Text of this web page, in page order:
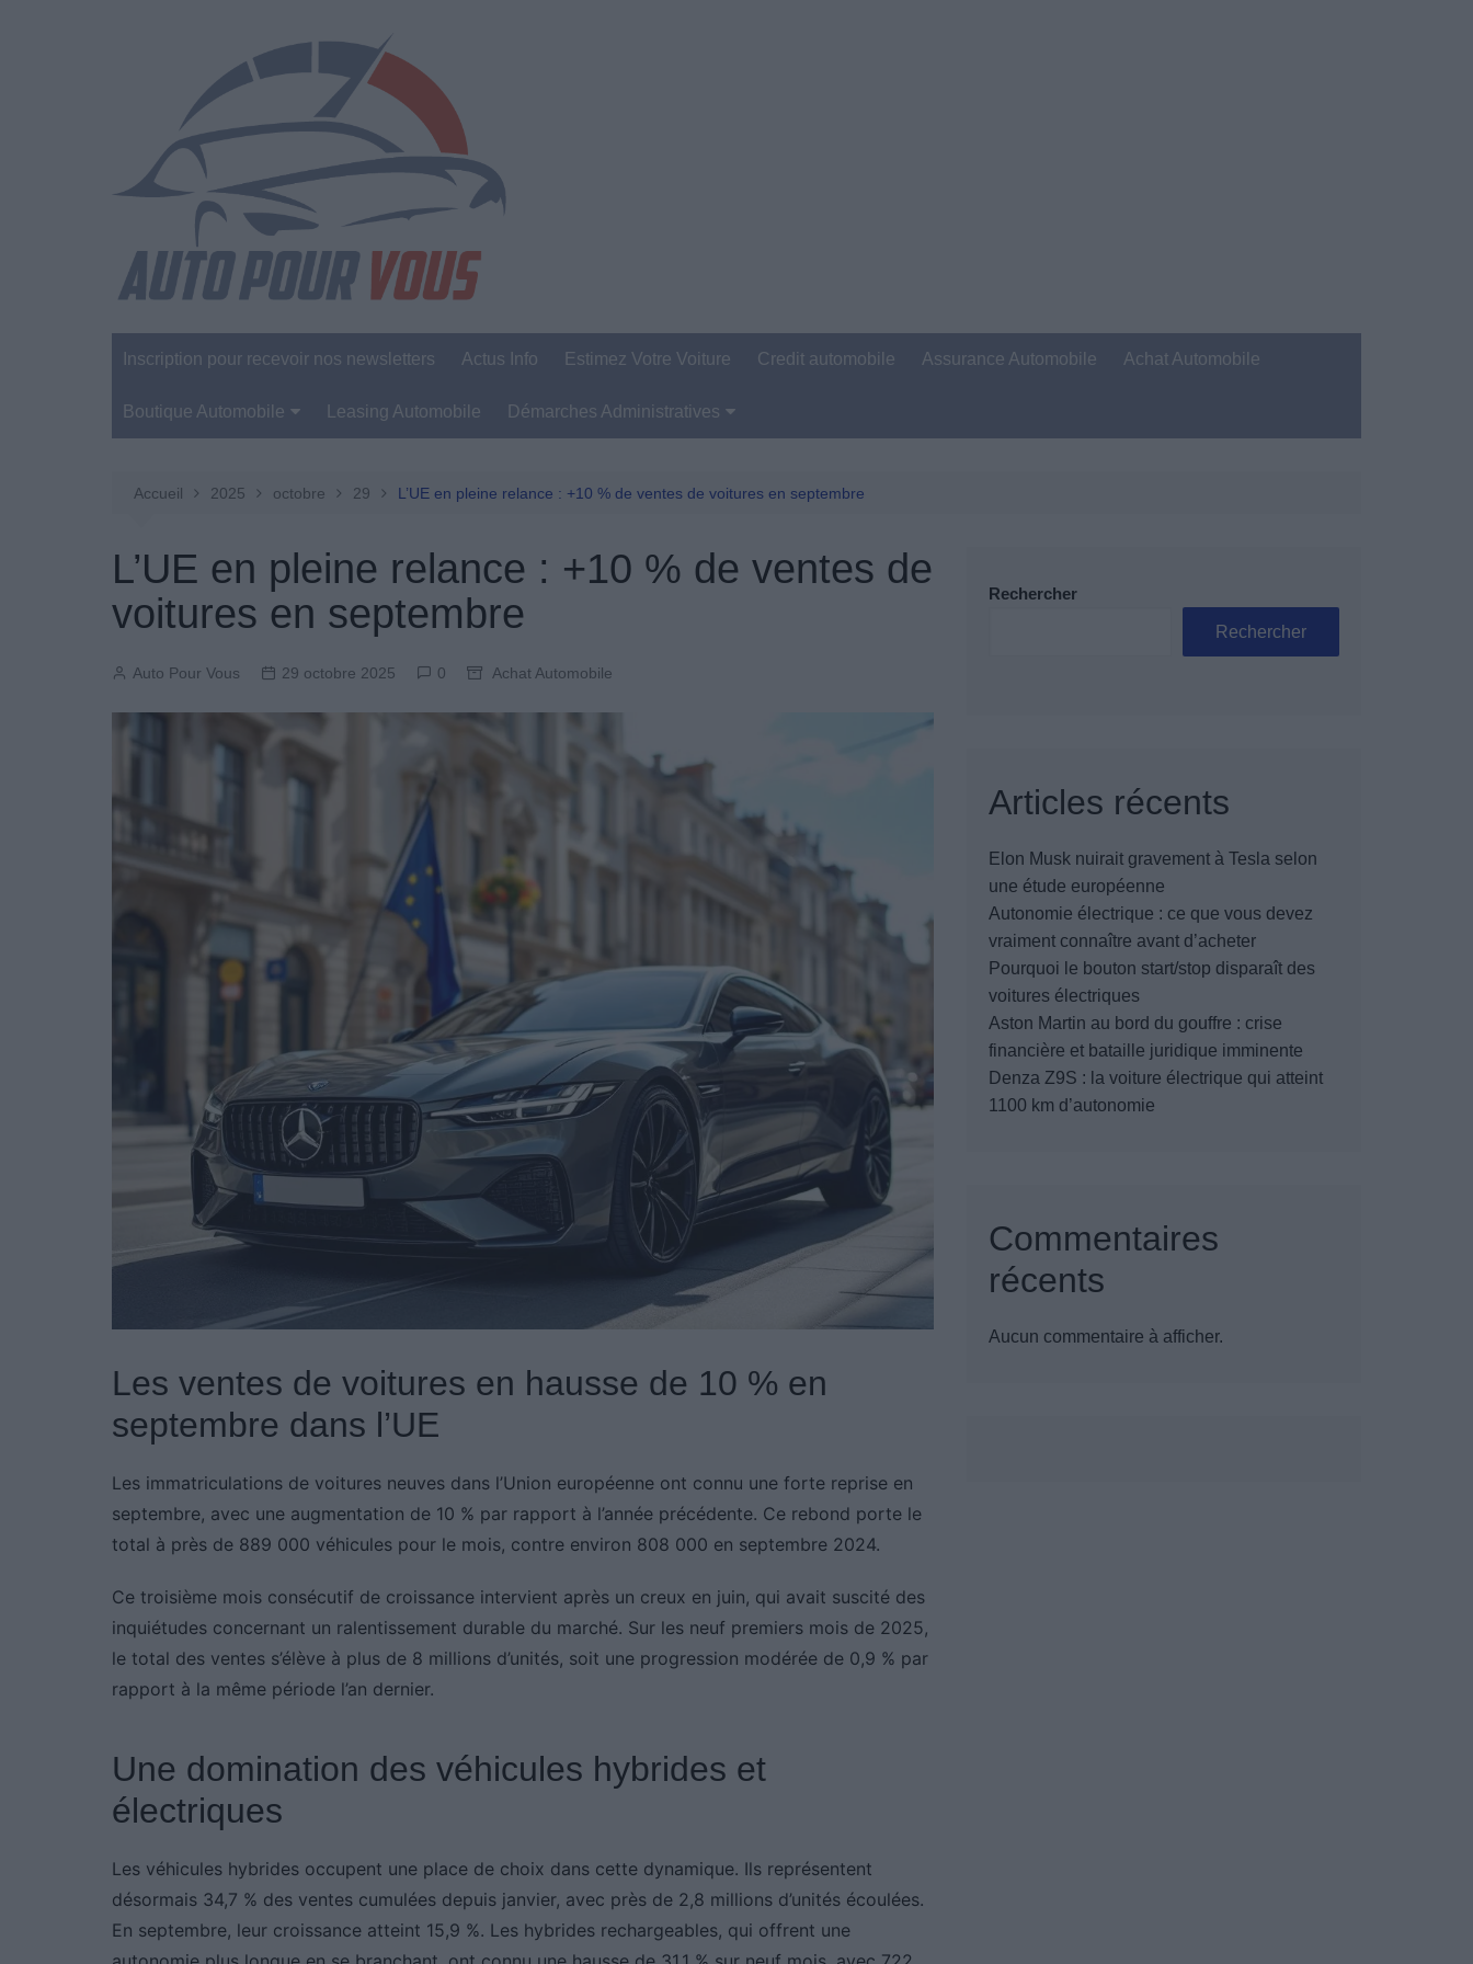
Inscription pour recevoir nos newsletters Actus Info Estimez Votre Voiture Credit automobile Assurance Automobile Achat Automobile
Boutique Automobile
Entretien Automobile
Produits Boutique
Leasing Automobile Démarches Administratives
Permis De Conduire
Accueil 2025 octobre 29 L’UE en pleine relance : +10 % de ventes de voitures en septembre
L’UE en pleine relance : +10 % de ventes de
voitures en septembre
Auto Pour Vous 29 octobre 2025 0 Achat Automobile
Les ventes de voitures en hausse de 10 % en
septembre dans l’UE
Les immatriculations de voitures neuves dans l’Union européenne ont connu une forte reprise en
septembre, avec une augmentation de 10 % par rapport à l’année précédente. Ce rebond porte le
total à près de 889 000 véhicules pour le mois, contre environ 808 000 en septembre 2024.
Ce troisième mois consécutif de croissance intervient après un creux en juin, qui avait suscité des
inquiétudes concernant un ralentissement durable du marché. Sur les neuf premiers mois de 2025,
le total des ventes s’élève à plus de 8 millions d’unités, soit une progression modérée de 0,9 % par
rapport à la même période l’an dernier.
Une domination des véhicules hybrides et
électriques
Les véhicules hybrides occupent une place de choix dans cette dynamique. Ils représentent
désormais 34,7 % des ventes cumulées depuis janvier, avec près de 2,8 millions d’unités écoulées.
En septembre, leur croissance atteint 15,9 %. Les hybrides rechargeables, qui offrent une
Rechercher
Rechercher
Articles récents
Elon Musk nuirait gravement à Tesla selon
une étude européenne
Autonomie électrique : ce que vous devez
vraiment connaître avant d’acheter
Pourquoi le bouton start/stop disparaît des
voitures électriques
Aston Martin au bord du gouffre : crise
financière et bataille juridique imminente
Denza Z9S : la voiture électrique qui atteint
1100 km d’autonomie
Commentaires
récents
Aucun commentaire à afficher.